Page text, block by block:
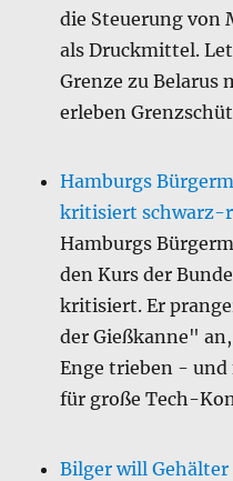
die Steuerung von
als Druckmittel.
Grenze zu Belarus
erleben
Hamburgs
kritisiert schwarz-
Hamburgs
den Kurs der
kritisiert. Er
der Gießkanne"
Enge trieben -
für große Tech-
Bilger will